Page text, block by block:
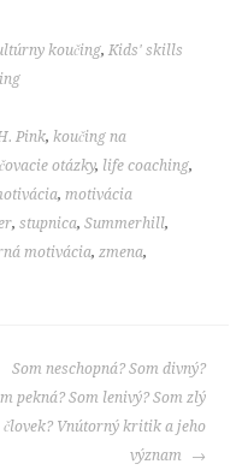
koučing,Kids' skills
Pink,koučing na
otázky, life coaching,
,motivácia
,stupnica,Summerhill,
motivácia,zmena,
Som neschopná? Som divný?
pekná? Som lenivý? Som zlý
človek? Vnútorný kritik a jeho
význam